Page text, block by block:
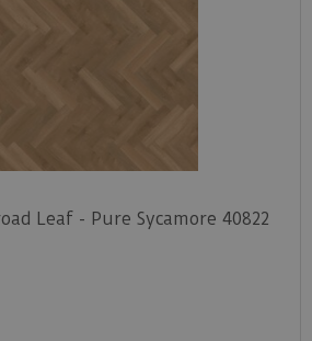
Leaf - Pure Sycamore 40822